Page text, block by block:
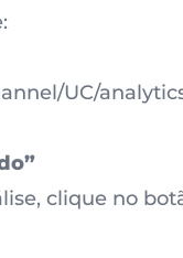
UC/
clique no